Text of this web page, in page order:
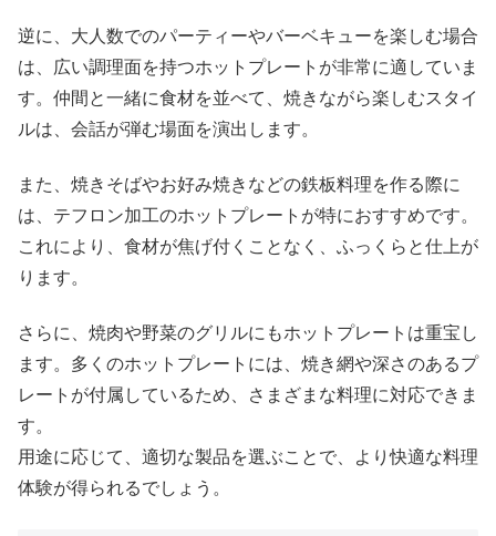
逆に、大人数でのパーティーやバーベキューを楽しむ場合
は、広い調理面を持つホットプレートが非常に適していま
す。仲間と一緒に食材を並べて、焼きながら楽しむスタイ
ルは、会話が弾む場面を演出します。
また、焼きそばやお好み焼きなどの鉄板料理を作る際に
は、テフロン加工のホットプレートが特におすすめです。
これにより、食材が焦げ付くことなく、ふっくらと仕上が
ります。
さらに、焼肉や野菜のグリルにもホットプレートは重宝し
ます。多くのホットプレートには、焼き網や深さのあるプ
レートが付属しているため、さまざまな料理に対応できま
す。
用途に応じて、適切な製品を選ぶことで、より快適な料理
体験が得られるでしょう。